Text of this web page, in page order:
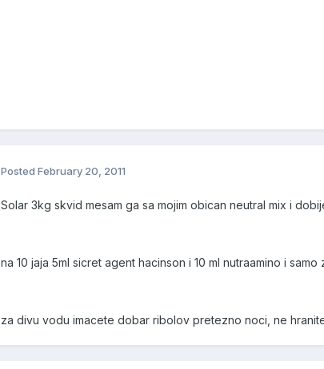
Posted February 20, 2011
Solar 3kg skvid mesam ga sa mojim obican neutral mix i
na 10 jaja 5ml sicret agent hacinson i 10 ml nutraamino i samo
za divu vodu imacete dobar ribolov pretezno noci, ne